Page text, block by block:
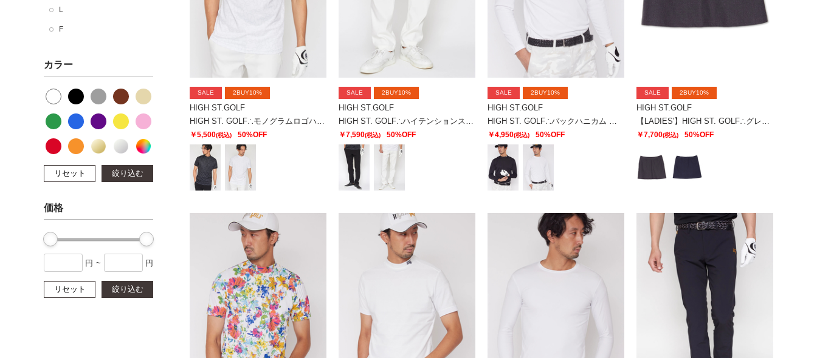
L
F
カラー
リセット 絞り込む
価格
円 ~ 円
リセット 絞り込む
SALE 2BUY10%
HIGH ST.GOLF
￥5,500(税込) 50%OFF
SALE 2BUY10%
HIGH ST.GOLF
￥7,590(税込) 50%OFF
SALE 2BUY10%
HIGH ST.GOLF
￥4,950(税込) 50%OFF
SALE 2BUY10%
HIGH ST.GOLF
￥7,700(税込) 50%OFF